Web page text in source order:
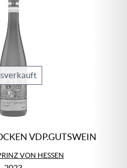
VDP.GUTSWEIN
VON HESSEN